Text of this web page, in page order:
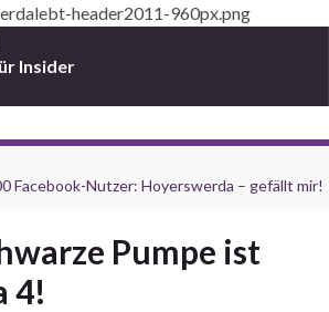
Insider
Facebook-Nutzer: Hoyerswerda – gefällt mir!
Pumpe ist
4!